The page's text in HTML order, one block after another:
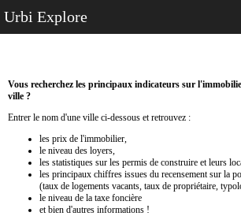
Urbi Explore
Vous recherchez les principaux indicateurs sur
ville ?
Entrer le nom d'une ville ci-dessous et retrouvez :
les prix de l'immobilier,
le niveau des loyers,
les statistiques sur les permis de construire et leurs
les principaux chiffres issues du recensement sur la
(taux de logements vacants, taux de propriétaire,
le niveau de la taxe foncière
et bien d'autres informations !